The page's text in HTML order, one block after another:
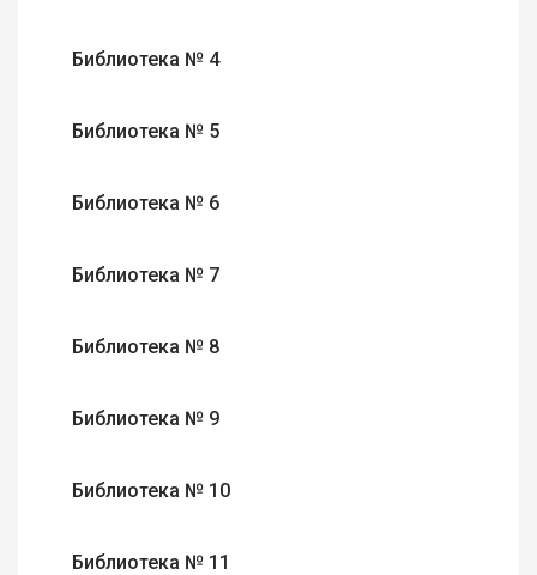
Библиотека № 4
Библиотека № 5
Библиотека № 6
Библиотека № 7
Библиотека № 8
Библиотека № 9
Библиотека № 10
Библиотека № 11